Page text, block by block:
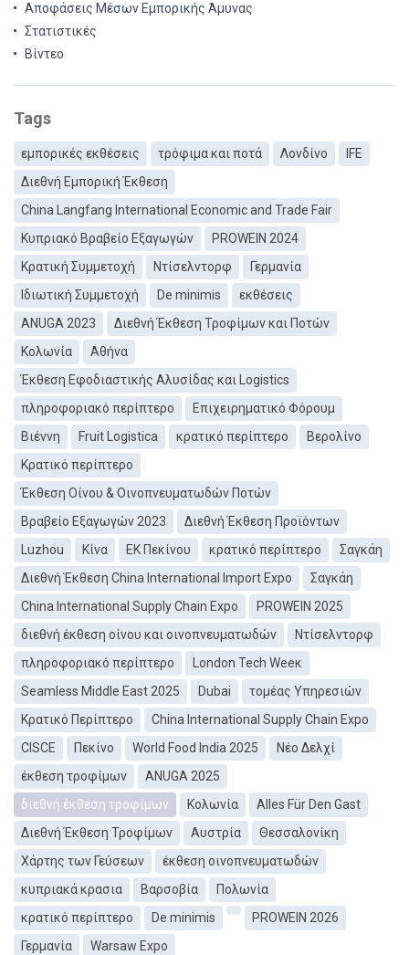
Αποφάσεις Μέσων Εμπορικής Άμυνας
Στατιστικές
Βίντεο
Tags
εμπορικές εκθέσεις τρόφιμα και ποτά Λονδίνο
IFE
Διεθνή Εμπορική Έκθεση
China Langfang International Economic and Trade Fair
Κυπριακό Βραβείο Εξαγωγών
PROWEIN 2024
Κρατική Συμμετοχή
Ντίσελντορφ
Γερμανία
Ιδιωτική Συμμετοχή
De minimis
εκθέσεις
ANUGA 2023
Διεθνή Έκθεση Τροφίμων και Ποτών
Κολωνία
Αθήνα
Έκθεση Εφοδιαστικής Αλυσίδας και Logistics
πληροφοριακό περίπτερο
Επιχειρηματικό Φόρουμ
Βιέννη
Fruit Logistica κρατικό περίπτερο
Βερολίνο
Κρατικό περίπτερο
Έκθεση Οίνου & Οινοπνευματωδών Ποτών
Βραβείο Εξαγωγών 2023
Διεθνή Έκθεση Προϊόντων
Luzhou
Κίνα ΕΚ Πεκίνου κρατικό περίπτερο
Σαγκάη
Διεθνή Έκθεση China International Import Expo
Σαγκάη
China International Supply Chain Expo
PROWEIN 2025
διεθνή έκθεση οίνου και οινοπνευματωδών
Ντίσελντορφ
πληροφοριακό περίπτερο
London Tech Weeκ
Seamless Middle East 2025
Dubai
τομέας Υπηρεσιών
Κρατικό Περίπτερο
China International Supply Chain Expo
CISCE
Πεκίνο World Food India 2025
Νέο Δελχί
έκθεση τροφίμων
ANUGA 2025
διεθνή έκθεση τροφίμων
Κολωνία
Alles Für Den Gast
Διεθνή Έκθεση Τροφίμων
Αυστρία
Θεσσαλονίκη
Χάρτης των Γεύσεων
έκθεση οινοπνευματωδών
κυπριακά κρασια
Βαρσοβία
Πολωνία
κρατικό περίπτερο
De minimis
PROWEIN 2026
Γερμανία
Warsaw Expo